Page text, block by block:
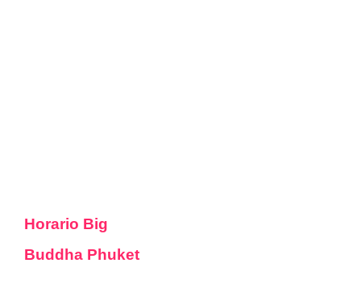
Horario Big
Buddha Phuket